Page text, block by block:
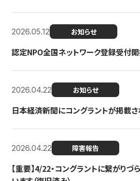
2026.05.12 お知らせ
認定NPO全国ネットワーク登録受付開
2026.04.22 お知らせ
日本経済新聞にコングラントが掲載さ
2026.04.22 障害報告
【重要】4/22・コングラントに繋がり